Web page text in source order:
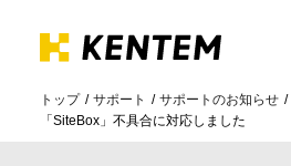
製品・サービス
トップ サポート サポートのお知らせ
「SiteBox」不具合に対応しました